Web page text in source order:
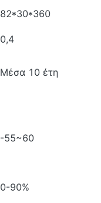
82*30*360
0,4
Μέσα 10 έτη
-55~60
0-90%